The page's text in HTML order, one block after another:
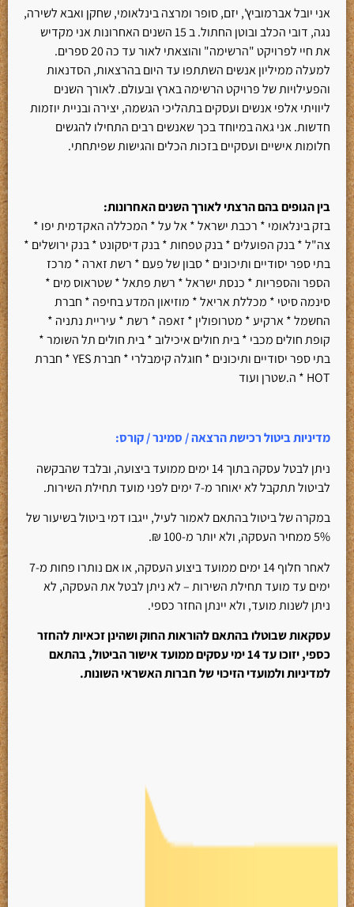
אני יובל אברמוביץ', יזם, סופר ומרצה בינלאומי, שחקן ואבא לשירה,
נגה, דובי הכלב ובוטן החתול. ב 15 השנים האחרונות אני מקדיש
את חיי לפרויקט "הרשימה" והוצאתי לאור עד כה 20 ספרים.
למעלה ממיליון אנשים השתתפו עד היום בהרצאות, הסדנאות
והפעילויות של פרויקט הרשימה בארץ ובעולם. לאורך השנים
ליוויתי אלפי אנשים ועסקים בתהליכי הגשמה, יצירה ובניית יוזמות
חדשות. אני גאה במיוחד בכך שאנשים רבים התחילו להגשים
חלומות אישיים ועסקיים בזכות הכלים והגישות שפיתחתי.
בין הגופים בהם הרצתי לאורך השנים האחרונות:
בזק בינלאומי * רכבת ישראל * אל על * המכללה האקדמית יפו *
צה"ל * בנק הפועלים * בנק טפחות * בנק דיסקונט * בנק ירושלים *
בתי ספר יסודיים ותיכונים * סבון של פעם * רשת זארה * מרכז
הספר והספריות * כנסת ישראל * רשת פתאל * שטראוס מים *
סינמה סיטי * מכללת אריאל * מוזיאון המדע בחיפה * חברת
החשמל * ארקיע * מטרופולין * זאפה * רשת * עיריית נתניה *
קופת חולים מכבי * בית חולים איכילוב * בית חולים תל השומר *
בתי ספר יסודיים ותיכונים * חוגלה קימבלרי * חברת YES * חברת
HOT * ה.שטרן ועוד
מדיניות ביטול רכישת הרצאה / סמינר / קורס:
ניתן לבטל עסקה בתוך 14 ימים ממועד ביצועה, ובלבד שהבקשה
לביטול תתקבל לא יאוחר מ-7 ימים לפני מועד תחילת השירות.
במקרה של ביטול בהתאם לאמור לעיל, ייגבו דמי ביטול בשיעור של
5% ממחיר העסקה, ולא יותר מ-100 ₪.
לאחר חלוף 14 ימים ממועד ביצוע העסקה, או אם נותרו פחות מ-7
ימים עד מועד תחילת השירות – לא ניתן לבטל את העסקה, לא
ניתן לשנות מועד, ולא יינתן החזר כספי.
עסקאות שבוטלו בהתאם להוראות החוק ושהינן זכאיות להחזר
כספי, יזוכו עד 14 ימי עסקים ממועד אישור הביטול, בהתאם
למדיניות ולמועדי הזיכוי של חברות האשראי השונות.